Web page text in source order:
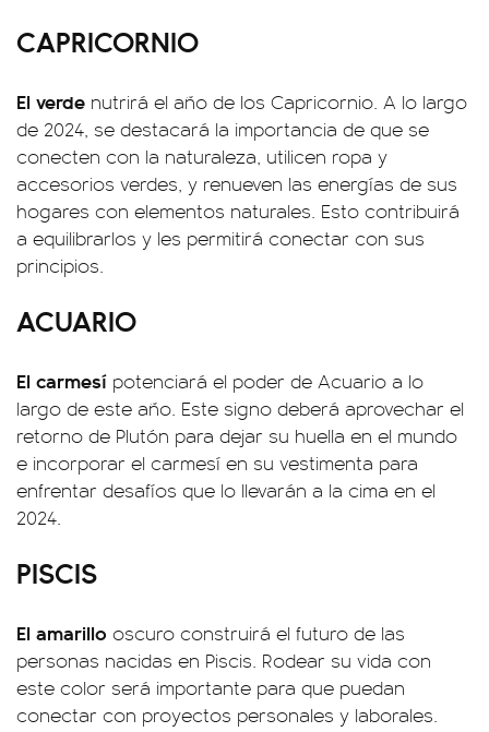
CAPRICORNIO
El verde nutrirá el año de los Capricornio. A lo largo
de 2024, se destacará la importancia de que se
conecten con la naturaleza, utilicen ropa y
accesorios verdes, y renueven las energías de sus
hogares con elementos naturales. Esto contribuirá
a equilibrarlos y les permitirá conectar con sus
principios.
ACUARIO
El carmesí potenciará el poder de Acuario a lo
largo de este año. Este signo deberá aprovechar el
retorno de Plutón para dejar su huella en el mundo
e incorporar el carmesí en su vestimenta para
enfrentar desafíos que lo llevarán a la cima en el
2024.
PISCIS
El amarillo oscuro construirá el futuro de las
personas nacidas en Piscis. Rodear su vida con
este color será importante para que puedan
conectar con proyectos personales y laborales.